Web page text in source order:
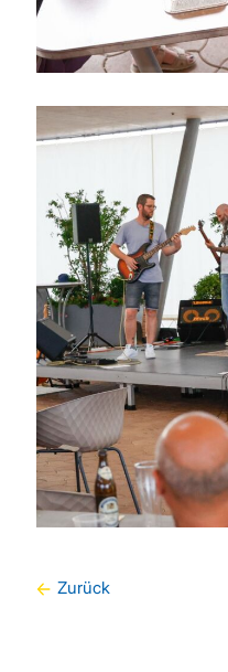
Zurück